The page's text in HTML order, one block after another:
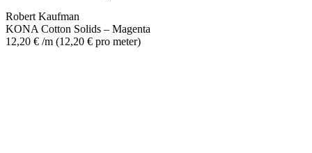
Robert Kaufman
KONA Cotton Solids – Magenta
12,20 € /m (12,20 € pro meter)